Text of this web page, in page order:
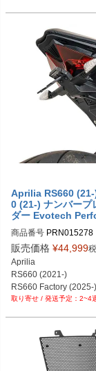
Aprilia RS660
0 (21-) ナンバープ
ダー Evotech
商品番号 PRN015278
PRN015278-01
PRN015278-02
PRN015278-03
PRN015278-04
PRN015278-05
販売価格 ¥44,999
Aprilia
RS660 (2021-)
RS660 Factory (2025-)
Tuono 660 (2021-) 2~4